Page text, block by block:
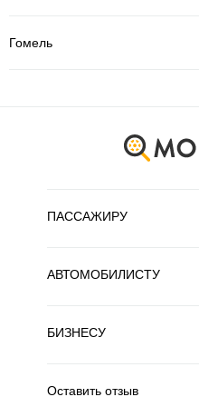
Гомель
ПАССАЖИРУ
АВТОМОБИЛИСТУ
БИЗНЕСУ
Оставить отзыв